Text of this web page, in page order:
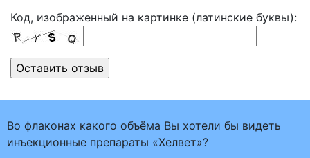
Код, изображенный на картинке (латинские буквы):
Во флаконах какого объёма Вы хотели бы видеть
инъекционные препараты «Хелвет»?